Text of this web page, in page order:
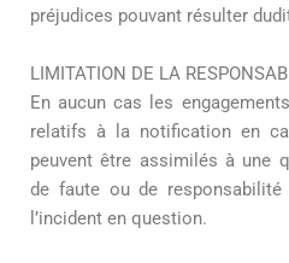
préjudices pouvant résulter
LIMITATION DE LA
En aucun cas les
relatifs à la notification en
peuvent être assimilés à une
de faute ou de
l’incident en question.